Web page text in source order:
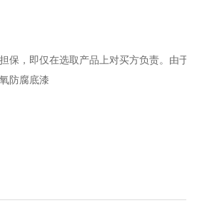
保，即仅在选取产品上对买方负责。由于
防腐底漆